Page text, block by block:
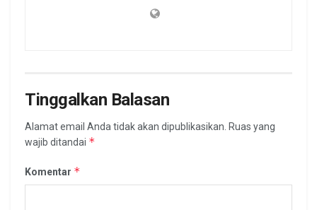
Tinggalkan Balasan
Alamat email Anda tidak akan dipublikasikan. Ruas yang
wajib ditandai *
Komentar *